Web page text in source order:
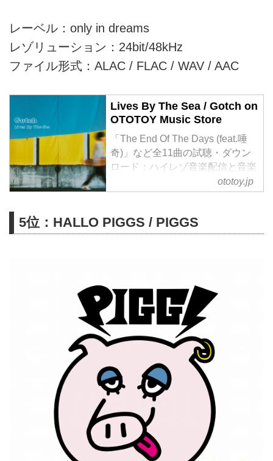
レーベル：only in dreams
レゾリューション：24bit/48kHz
ファイル形式：ALAC / FLAC / WAV / AAC
Lives By The Sea / Gotch on
OTOTOY Music Store
「The End Of The Days (feat.唾
奇)」など全11曲の試聴・ダウン
ロード：ハイレゾ音楽配信と音楽
記事はOTOTOYで！ Gotch、前作
「Good New Times」より約4年
「Lives By The Sea」をリリー
ス！
mabanua(Dr)、井上陽介(Gt)、下
村亮介(syn)、中西道彦(Ba)の演奏
を中心に、数多くの仲間のミュー
ジシャンと、feat...
ototoy.jp
5位：HALLO PIGGS / PIGGS